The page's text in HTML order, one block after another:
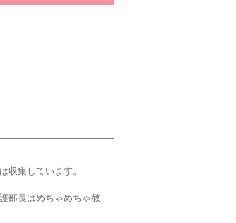
収集しています。
部長はめちゃめちゃ教